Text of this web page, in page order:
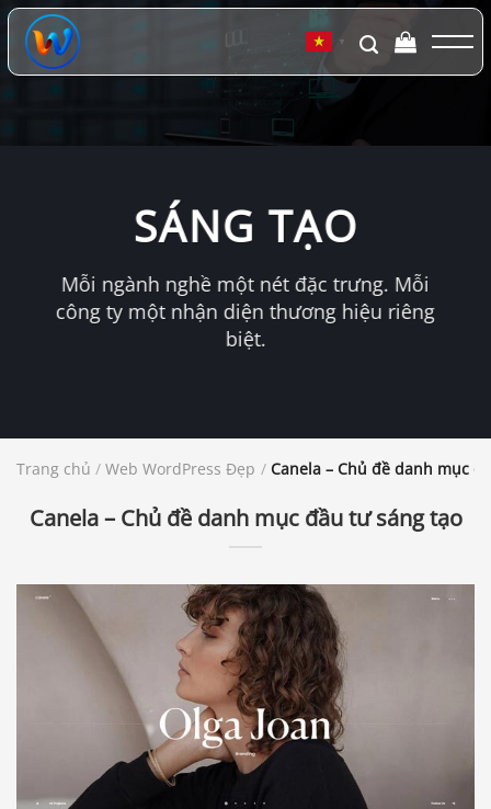
Chuyển
đến
dung
▼
SÁNG TẠO
Mỗi ngành nghề một nét đặc trưng. Mỗi
công ty một nhận diện thương hiệu riêng
biệt.
Trang chủ / Web WordPress Đẹp / Canela – Chủ đề danh mục
Canela – Chủ đề danh mục đầu tư sáng tạo